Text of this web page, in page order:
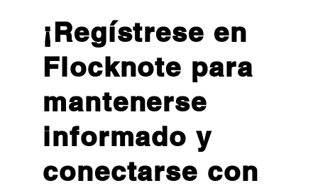
¡Regístrese en
Flocknote para
mantenerse
informado y
conectarse con